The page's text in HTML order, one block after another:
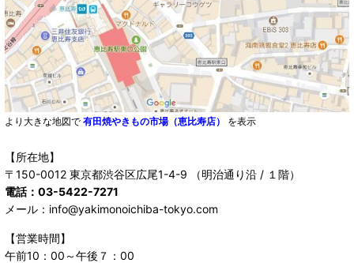
より大きな地図で 有田焼やきもの市場（恵比寿店） を表示
【所在地】
〒150-0012 東京都渋谷区広尾1-4-9 （明治通り沿 / １階）
電話：03-5422-7271
メール：info@yakimonoichiba-tokyo.com
【営業時間】
午前10：00～午後７：00